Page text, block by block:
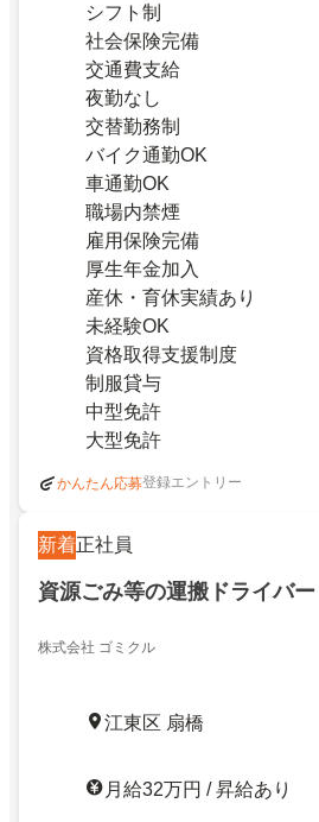
シフト制
社会保険完備
交通費支給
夜勤なし
交替勤務制
バイク通勤OK
車通勤OK
職場内禁煙
雇用保険完備
厚生年金加入
産休・育休実績あり
未経験OK
資格取得支援制度
制服貸与
中型免許
大型免許
かんたん応募登録エントリー
新着正社員
資源ごみ等の運搬ドライバ
株式会社 ゴミクル
江東区 扇橋
月給32万円 / 昇給あり